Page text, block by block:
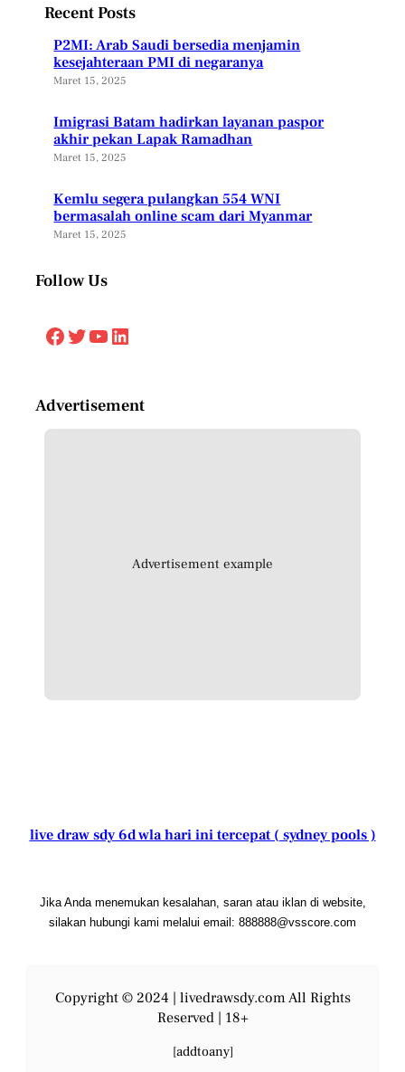
Recent Posts
P2MI: Arab Saudi bersedia menjamin
kesejahteraan PMI di negaranya
Maret 15, 2025
Imigrasi Batam hadirkan layanan paspor
akhir pekan Lapak Ramadhan
Maret 15, 2025
Kemlu segera pulangkan 554 WNI
bermasalah online scam dari Myanmar
Maret 15, 2025
Follow Us
Facebook Twitter YouTube LinkedIn
Advertisement
Advertisement example
live draw sdy 6d wla hari ini tercepat ( sydney pools )
Jika Anda menemukan kesalahan, saran atau iklan di website,
silakan hubungi kami melalui email: 888888@vsscore.com
Copyright © 2024 | livedrawsdy.com All Rights
Reserved | 18+
[addtoany]